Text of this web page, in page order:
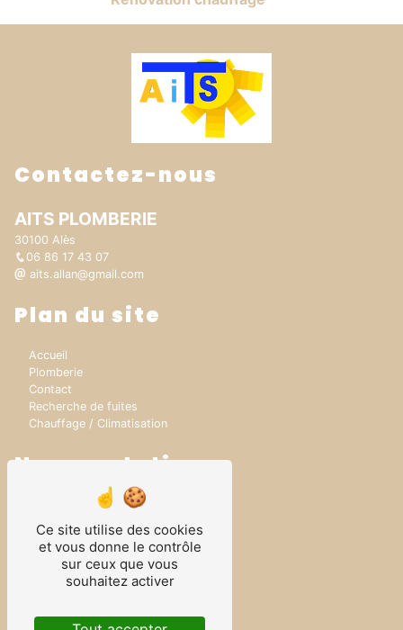
Contactez-nous
AITS PLOMBERIE
30100 Alès
06 86 17 43 07
aits.allan@gmail.com
Plan du site
Accueil
Plomberie
Contact
Recherche de fuites
Chauffage / Climatisation
Nos prestations
Fuite enterrée
Dépannage plomberie
Rénovation Salle de bain
Rénovation Plomberie
Plomberie
Plombier
Ce site utilise des cookies
et vous donne le contrôle
sur ceux que vous
souhaitez activer